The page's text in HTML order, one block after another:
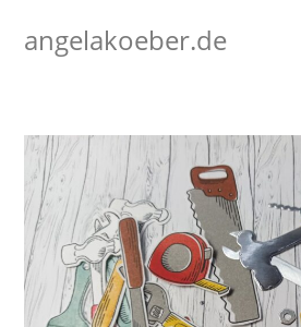
Inhaltangelakoeber.de